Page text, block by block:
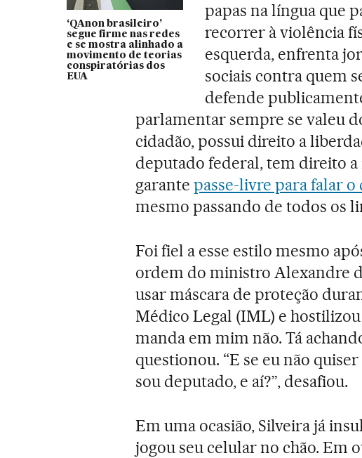
‘QAnon brasileiro’
segue firme nas redes
e se mostra alinhado a
movimento de teorias
conspiratórias dos
EUA
papas na língua que
recorrer à violência
esquerda, enfrenta
sociais contra quem
defende
parlamentar sempre se valeu
cidadão, possui direito a
deputado federal, tem direito
garantepasse-livre para falar
mesmo passando de todos os
Foi fiel a esse estilo mesmo
ordem do ministro Alexandre
usar máscara de proteção
Médico Legal (IML) e
manda em mim não. Tá
questionou. “E se eu não
sou deputado, e aí?”, desafiou.
Em uma ocasião, Silveira já
jogou seu celular no chão. Em